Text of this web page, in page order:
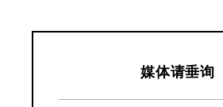
媒体请垂询